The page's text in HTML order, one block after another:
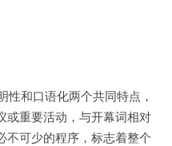
性和口语化两个共同特点，
或重要活动，与开幕词相对
不可少的程序，标志着整个